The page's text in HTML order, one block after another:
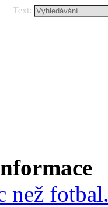
Text:
než